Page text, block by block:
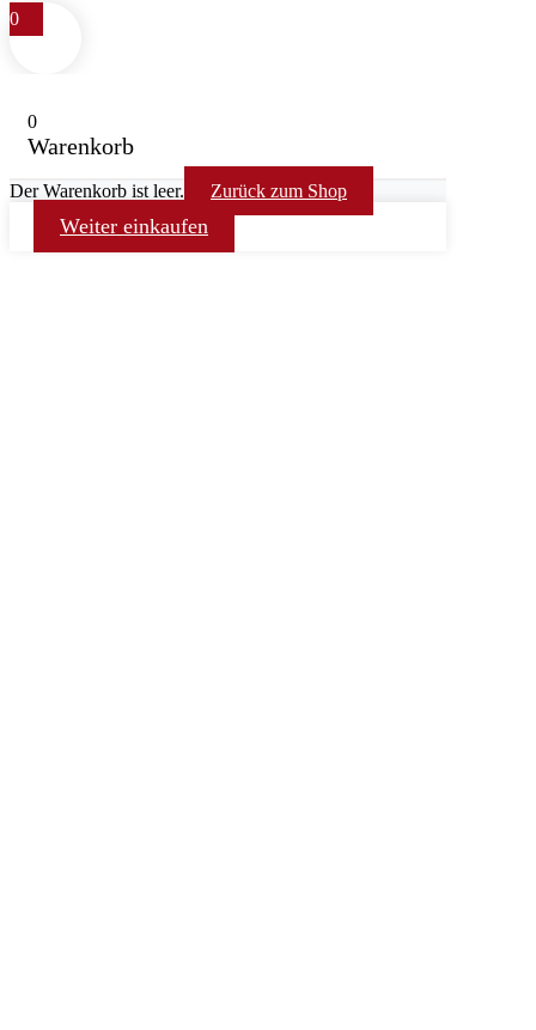
0
0
Warenkorb
Der Warenkorb ist leer. Zurück zum Shop
Weiter einkaufen